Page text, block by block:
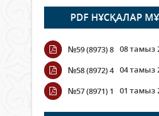
Open Air: Қызылорда
полиция департаменті
мыңнан астам
қауіпсіздігін қамтамасыз
06 тамыз 2026 ж.
Wi-Fi ҚАБЫРҒА АРҚЫЛЫ
ӨТЕДІ?
06 тамыз 2026 ж. 288
PDF НҰСҚАЛАР
№59 (8973) 8 08 тамыз
№58 (8972) 4 04 тамыз
№57 (8971) 1
01 тамыз